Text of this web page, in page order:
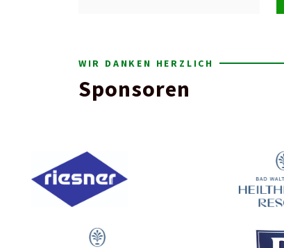
WIR DANKEN HERZLICH
Sponsoren